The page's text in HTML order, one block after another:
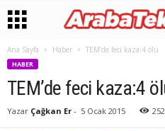
Ana Sayfa Haber TEM’de feci kaza:4 ölü
HABER
TEM’de feci kaza:4
Yazar Çağkan Er - 5 Ocak 2015